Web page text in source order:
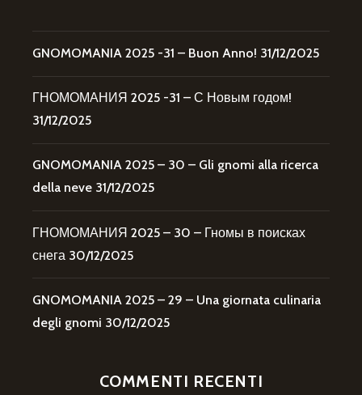
GNOMOMANIA 2025 -31 – Buon Anno! 31/12/2025
ГНОМОМАНИЯ 2025 -31 – С Новым годом!
31/12/2025
GNOMOMANIA 2025 – 30 – Gli gnomi alla ricerca
della neve 31/12/2025
ГНОМОМАНИЯ 2025 – 30 – Гномы в поисках
снега 30/12/2025
GNOMOMANIA 2025 – 29 – Una giornata culinaria
degli gnomi 30/12/2025
COMMENTI RECENTI